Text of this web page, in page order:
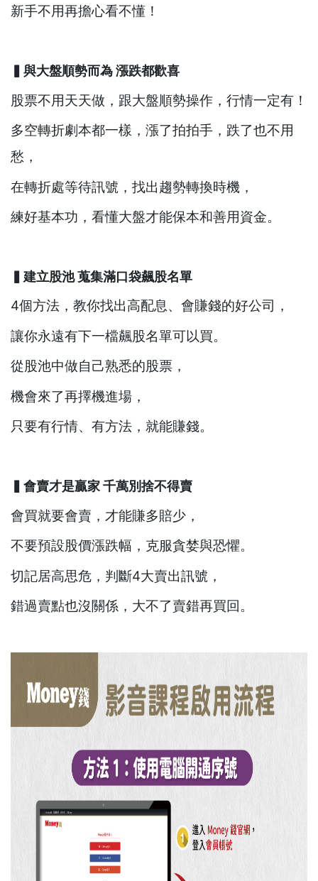
新手不用再擔心看不懂！
▍與大盤順勢而為 漲跌都歡喜
股票不用天天做，跟大盤順勢操作，行情一定有！
多空轉折劇本都一樣，漲了拍拍手，跌了也不用
愁，
在轉折處等待訊號，找出趨勢轉換時機，
練好基本功，看懂大盤才能保本和善用資金。
▍建立股池 蒐集滿口袋飆股名單
4個方法，教你找出高配息、會賺錢的好公司，
讓你永遠有下一檔飆股名單可以買。
從股池中做自己熟悉的股票，
機會來了再擇機進場，
只要有行情、有方法，就能賺錢。
▍會賣才是贏家 千萬別捨不得賣
會買就要會賣，才能賺多賠少，
不要預設股價漲跌幅，克服貪婪與恐懼。
切記居高思危，判斷4大賣出訊號，
錯過賣點也沒關係，大不了賣錯再買回。